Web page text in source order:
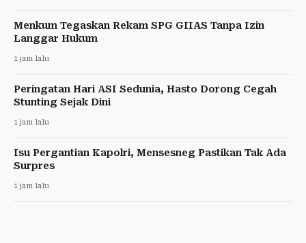
Menkum Tegaskan Rekam SPG GIIAS Tanpa Izin
Langgar Hukum
1 jam lalu
Peringatan Hari ASI Sedunia, Hasto Dorong Cegah
Stunting Sejak Dini
1 jam lalu
Isu Pergantian Kapolri, Mensesneg Pastikan Tak Ada
Surpres
1 jam lalu